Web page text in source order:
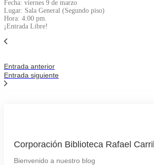
Fecha: viernes 9 de marzo
Lugar: Sala General (Segundo piso)
Hora: 4:00 pm.
¡Entrada Libre!
Entrada anterior
Entrada siguiente
Corporación Biblioteca Rafael
Bienvenido a nuestro blog